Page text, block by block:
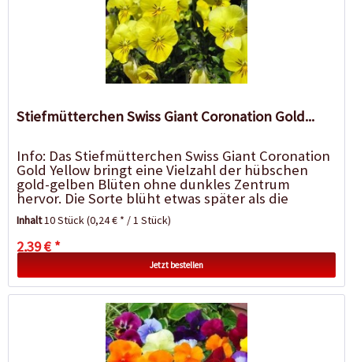
Stiefmütterchen Swiss Giant Coronation Gold...
Info: Das Stiefmütterchen Swiss Giant Coronation
Gold Yellow bringt eine Vielzahl der hübschen
gold-gelben Blüten ohne dunkles Zentrum
hervor. Die Sorte blüht etwas später als die
meisten Winterarten,...
Inhalt10 Stück(0,24 € * / 1 Stück)
2,39 € *
Jetzt bestellen